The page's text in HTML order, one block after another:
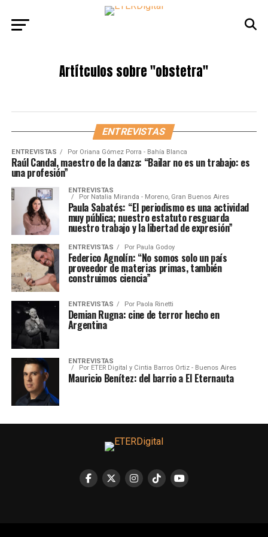
Artítculos sobre"obstetra"
ENTREVISTAS
ENTREVISTAS Por Oriana Gómez Porra - Bahía Blanca
Raúl Candal, maestro de la danza: “Bailar no es un trabajo: es
una profesión”
ENTREVISTAS
Por Natalia Miranda - Moreno, Gran Buenos Aires
Paula Sabatés: “El periodismo es una actividad
muy pública; nuestro estatuto resguarda
nuestro trabajo y la libertad de expresión”
ENTREVISTAS Por Paula Godoy
Federico Agnolín: “No somos solo un país
proveedor de materias primas, también
construimos ciencia”
ENTREVISTAS Por Paola Rinetti
Demian Rugna: cine de terror hecho en
Argentina
ENTREVISTAS
Por ETER Digital y Cintia Barros Ortiz - Buenos Aires
Mauricio Benítez: del barrio a El Eternauta